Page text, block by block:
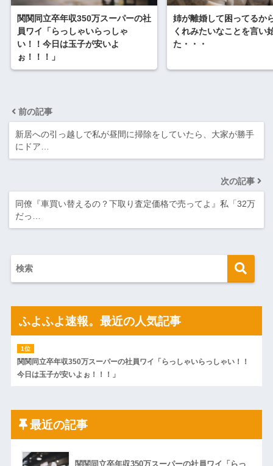
関関同立卒年収350万スーパーの社
員ワイ「らっしゃいらっしゃ
い！！今日は玉子が安いよ
ぉ！！！」
姉が離婚して困ってるか
くれみたいなことを言い
た・・・
前の記事
新居への引っ越しで私が昼間に掃除をしていたら、大家が勝手
にドア…
次の記事
同僚『車買い替えるの？下取り査定価格で売ってよ』私「32万
だっ…
ふよふよ速報。最近の人気記事
関関同立卒年収350万スーパーの社員ワイ「らっしゃいらっしゃい！！
今日は玉子が安いよぉ！！！」
最近の記事